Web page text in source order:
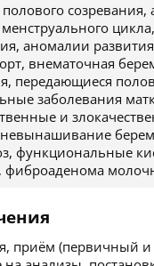
созревания,
аномалии
внематочная
передающиеся
заболевания
и
функциональные
фиброаденома
приём (первичный